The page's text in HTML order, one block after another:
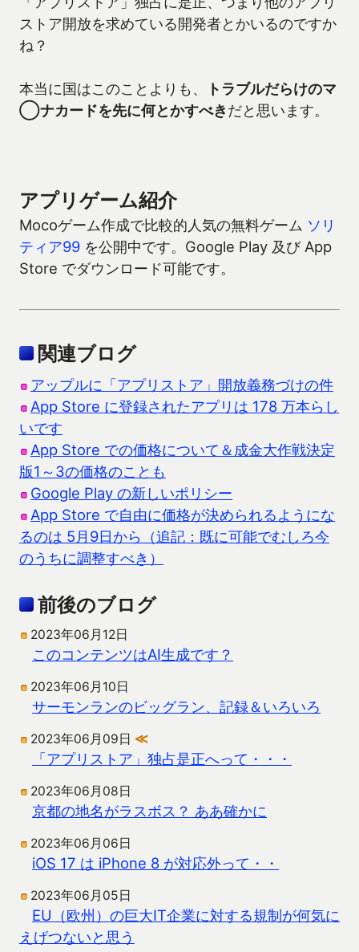
ストア開放を求めている開発者とかいるのですか
ね？
本当に国はこのことよりも、
トラブルだらけのマ
◯ナカードを先に何とかすべきだと思います。
アプリゲーム紹介
Mocoゲーム作成で比較的人気の無料ゲーム ソリ
ティア99 を公開中です。Google Play 及び App
Store でダウンロード可能です。
関連ブログ
アップルに「アプリストア」開放義務づけの件
App Store に登録されたアプリは 178 万本らし
いです
App Store での価格について＆成金大作戦決定
版1～3の価格のことも
Google Play の新しいポリシー
App Store で自由に価格が決められるようにな
るのは 5月9日から（追記：既に可能でむしろ今
のうちに調整すべき）
前後のブログ
2023年06月12日
このコンテンツはAI生成です？
2023年06月10日
サーモンランのビッグラン、記録＆いろいろ
2023年06月09日 ≪
「アプリストア」独占是正へって・・・
2023年06月08日
京都の地名がラスボス？ ああ確かに
2023年06月06日
iOS 17 は iPhone 8 が対応外って・・
2023年06月05日
EU（欧州）の巨大IT企業に対する規制が何気に
えげつないと思う